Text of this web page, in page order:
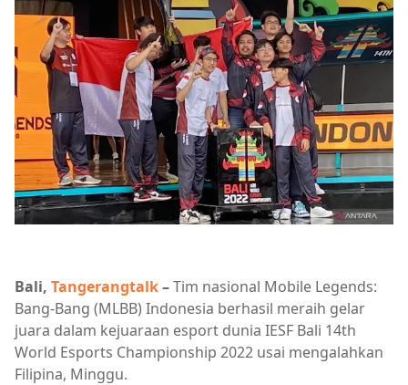
Bali, Tangerangtalk–Tim nasional Mobile Legends:
Bang-Bang (MLBB) Indonesia berhasil meraih gelar
juara dalam kejuaraan esport dunia IESF Bali 14th
World Esports Championship 2022 usai mengalahkan
Filipina, Minggu.